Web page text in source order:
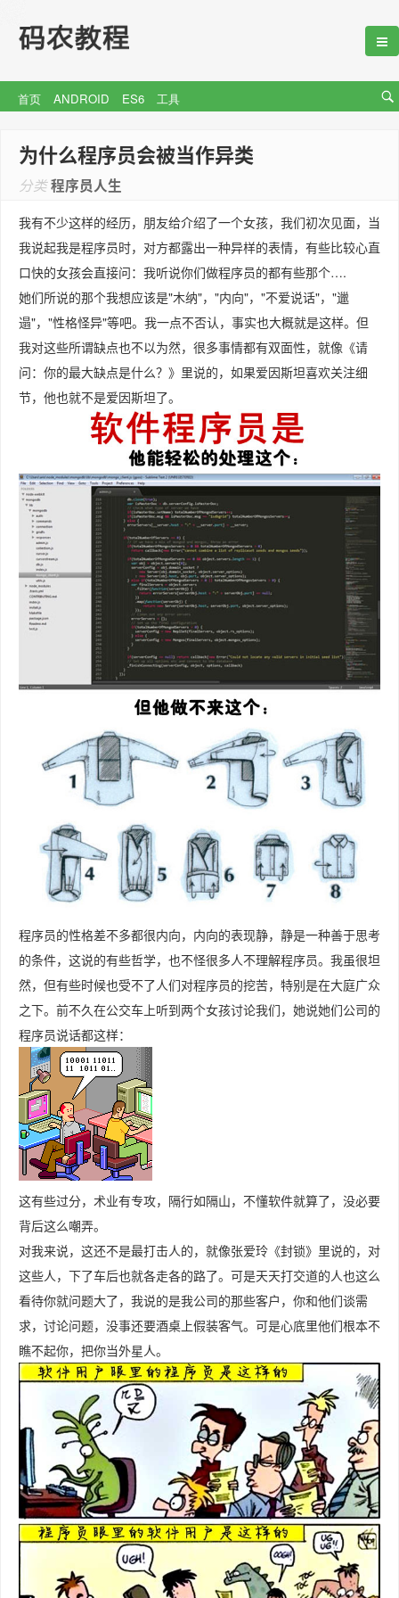
首页 ANDROID ES6 工具
为什么程序员会被当作异类
分类程序员人生
我有不少这样的经历，朋友给介绍了一个女孩，我们初次见面，当
我说起我是程序员时，对方都露出一种异样的表情，有些比较心直
口快的女孩会直接问：我听说你们做程序员的都有些那个….
她们所说的那个我想应该是"木纳"，"内向"，"不爱说话"，"邋
遢"，"性格怪异"等吧。我一点不否认，事实也大概就是这样。但
我对这些所谓缺点也不以为然，很多事情都有双面性，就像《请
问：你的最大缺点是什么？》里说的，如果爱因斯坦喜欢关注细
节，他也就不是爱因斯坦了。
程序员的性格差不多都很内向，内向的表现静，静是一种善于思考
的条件，这说的有些哲学，也不怪很多人不理解程序员。我虽很坦
然，但有些时候也受不了人们对程序员的挖苦，特别是在大庭广众
之下。前不久在公交车上听到两个女孩讨论我们，她说她们公司的
程序员说话都这样：
这有些过分，术业有专攻，隔行如隔山，不懂软件就算了，没必要
背后这么嘲弄。
对我来说，这还不是最打击人的，就像张爱玲《封锁》里说的，对
这些人，下了车后也就各走各的路了。可是天天打交道的人也这么
看待你就问题大了，我说的是我公司的那些客户，你和他们谈需
求，讨论问题，没事还要酒桌上假装客气。可是心底里他们根本不
瞧不起你，把你当外星人。